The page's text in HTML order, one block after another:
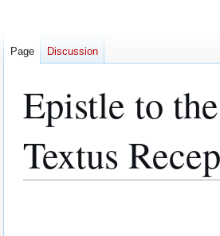
Epistle to
Textus
Page Discussion